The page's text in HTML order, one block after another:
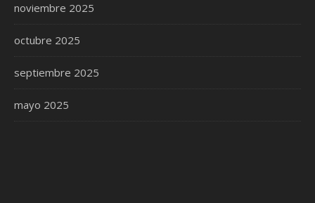
noviembre 2025
octubre 2025
septiembre 2025
mayo 2025